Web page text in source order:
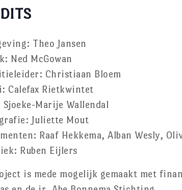
Theo Jansen
Ned McGowan
Christiaan Bloem
Calefax Rietkwintet
Sjoeke-Marije Wallendal
Juliette Mout
Raaf Hekkema, Alban Wesly,
Ruben Eijlers
is mede mogelijk gemaakt met